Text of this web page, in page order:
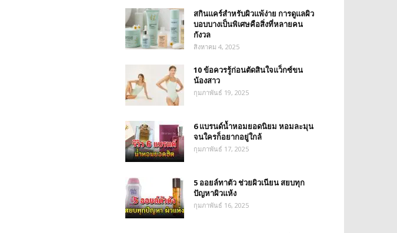
สกินแคร์สำหรับผิวแพ้ง่าย การดูแลผิว
บอบบางเป็นพิเศษคือสิ่งที่หลายคน
กังวล
สิงหาคม 4, 2025
10 ข้อควรรู้ก่อนตัดสินใจแว็กซ์ขน
น้องสาว
กุมภาพันธ์ 19, 2025
6 แบรนด์น้ำหอมยอดนิยม หอมละมุน
จนใครก็อยากอยู่ใกล้
กุมภาพันธ์ 17, 2025
5 ออยล์ทาตัว ช่วยผิวเนียน สยบทุก
ปัญหาผิวแห้ง
กุมภาพันธ์ 16, 2025